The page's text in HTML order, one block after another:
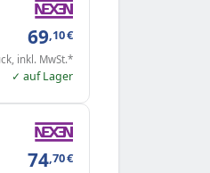
69,10€
inkl. MwSt.*
✓ auf Lager
74,70€